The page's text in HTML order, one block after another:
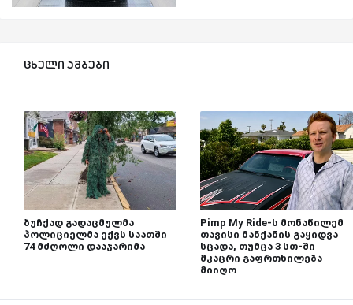
ცხელი ამბები
ბუჩქად გადაცმულმა
პოლიციელმა ექვს საათში
74 მძღოლი დააჯარიმა
Pimp My Ride-ს მონაწილემ
თავისი მანქანის გაყიდვა
სცადა, თუმცა 3 სთ-ში
მკაცრი გაფრთხილება
მიიღო